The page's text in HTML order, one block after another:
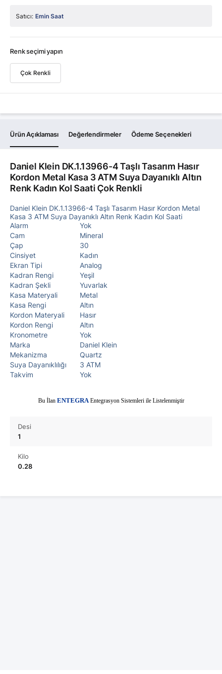
Satıcı: Emin Saat
Renk seçimi yapın
Çok Renkli
Ürün Açıklaması Değerlendirmeler Ödeme Seçenekleri
Daniel Klein DK.1.13966-4 Taşlı Tasarım Hasır
Kordon Metal Kasa 3 ATM Suya Dayanıklı Altın
Renk Kadın Kol Saati Çok Renkli
Daniel Klein DK.1.13966-4 Taşlı Tasarım Hasır Kordon Metal
Kasa 3 ATM Suya Dayanıklı Altın Renk Kadın Kol Saati
Alarm
Yok
Cam
Mineral
Çap
30
Cinsiyet
Kadın
Ekran Tipi
Analog
Kadran Rengi
Yeşil
Kadran Şekli
Yuvarlak
Kasa Materyali
Metal
Kasa Rengi
Altın
Kordon Materyali
Hasır
Kordon Rengi
Altın
Kronometre
Yok
Marka
Daniel Klein
Mekanizma
Quartz
Suya Dayanıklılığı
3 ATM
Takvim
Yok
Bu İlan ENTEGRAEntegrasyon Sistemleri ile Listelenmiştir
Desi
1
Kilo
0.28